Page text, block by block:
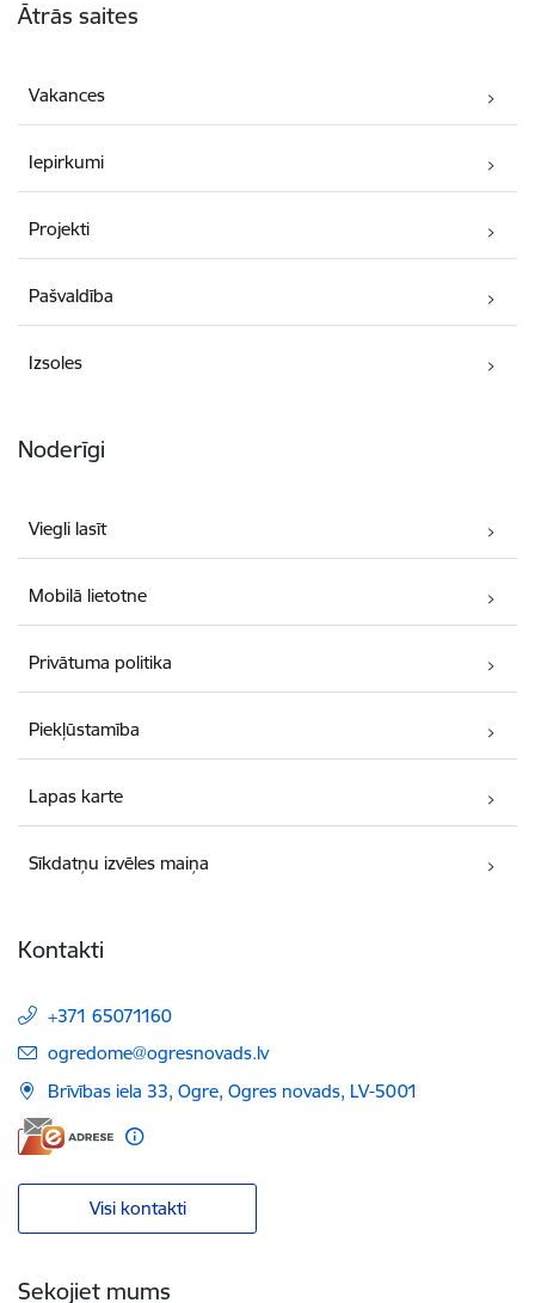
Ātrās saites
Vakances
Iepirkumi
Projekti
Pašvaldība
Izsoles
Noderīgi
Viegli lasīt
Mobilā lietotne
Privātuma politika
Piekļūstamība
Lapas karte
Sīkdatņu izvēles maiņa
Kontakti
+371 65071160
E-pasts:
ogredome@ogresnovads.lv
Brīvības iela 33, Ogre, Ogres novads, LV-5001
Visi kontakti
Sekojiet mums